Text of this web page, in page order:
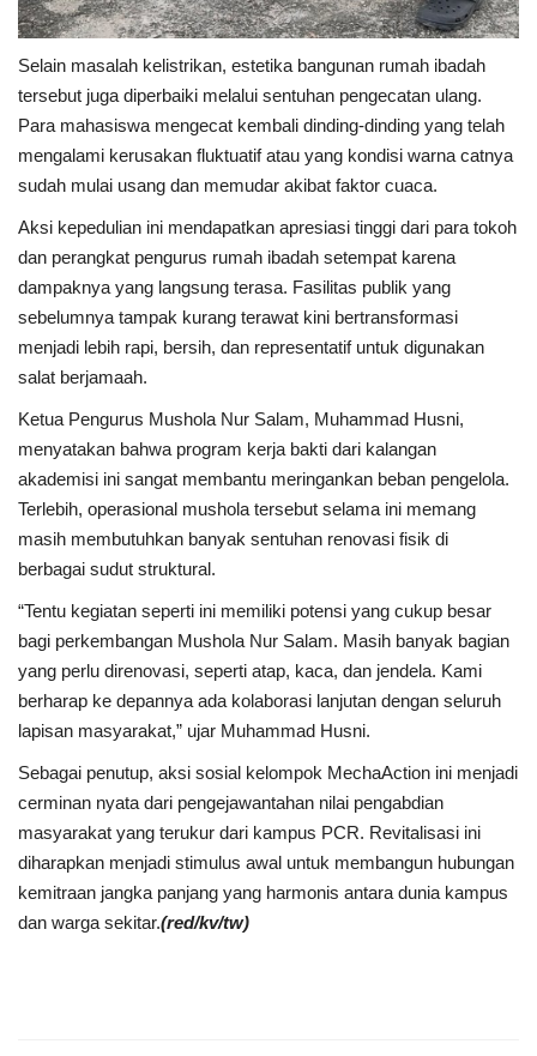
Selain masalah kelistrikan, estetika bangunan rumah ibadah
tersebut juga diperbaiki melalui sentuhan pengecatan ulang.
Para mahasiswa mengecat kembali dinding-dinding yang telah
mengalami kerusakan fluktuatif atau yang kondisi warna catnya
sudah mulai usang dan memudar akibat faktor cuaca.
Aksi kepedulian ini mendapatkan apresiasi tinggi dari para tokoh
dan perangkat pengurus rumah ibadah setempat karena
dampaknya yang langsung terasa. Fasilitas publik yang
sebelumnya tampak kurang terawat kini bertransformasi
menjadi lebih rapi, bersih, dan representatif untuk digunakan
salat berjamaah.
Ketua Pengurus Mushola Nur Salam, Muhammad Husni,
menyatakan bahwa program kerja bakti dari kalangan
akademisi ini sangat membantu meringankan beban pengelola.
Terlebih, operasional mushola tersebut selama ini memang
masih membutuhkan banyak sentuhan renovasi fisik di
berbagai sudut struktural.
“Tentu kegiatan seperti ini memiliki potensi yang cukup besar
bagi perkembangan Mushola Nur Salam. Masih banyak bagian
yang perlu direnovasi, seperti atap, kaca, dan jendela. Kami
berharap ke depannya ada kolaborasi lanjutan dengan seluruh
lapisan masyarakat,” ujar Muhammad Husni.
Sebagai penutup, aksi sosial kelompok MechaAction ini menjadi
cerminan nyata dari pengejawantahan nilai pengabdian
masyarakat yang terukur dari kampus PCR. Revitalisasi ini
diharapkan menjadi stimulus awal untuk membangun hubungan
kemitraan jangka panjang yang harmonis antara dunia kampus
dan warga sekitar.(red/kv/tw)